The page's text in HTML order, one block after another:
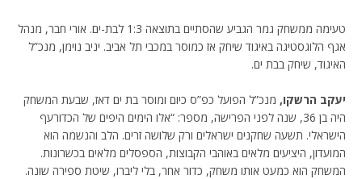
טעימה ממשחק גמר הגביע שהסתיים בתוצאה 1:3 לבת-ים. אורי חבר, מנהל
אגף הלוגסטיגה באיגוד שיחק אז כמוסר במכבי תל אביב. יניב נוימן, מנכ”ל
האיגוד, שיחק בבת ים.
יעקב הרשקו, מנכ”ל הפועל כפ”ס כיום ומוסר בת ים דאז, שבעת המשחק
היה בן 36, שנה לפני הפרישה, מספר: “אלו הימים היפים של הכדורעף
הישראלי. תשעה שחקנים ישראלים ורק שלושה זרים. הלב והנשמה הוא
המועדון, היציעים מלאים באוהבי הקבוצות, הספסלים מלאים בכשרונות.
המשחק הוא כמעט אותו משחק, כדור אחר, בלי ליברו, שיטת ספירה שונה.